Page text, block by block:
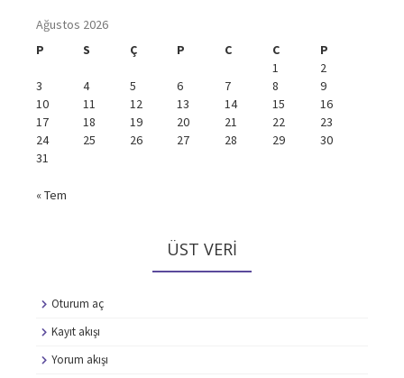
Ağustos 2026
P
S Ç P C C
P
1
2
3
4 5 6 7 8
9
10
11 12 13 14 15
16
17
18 19 20 21 22
23
24
25 26 27 28 29
30
31
« Tem
ÜST VERI
Oturum aç
Kayıt akışı
Yorum akışı